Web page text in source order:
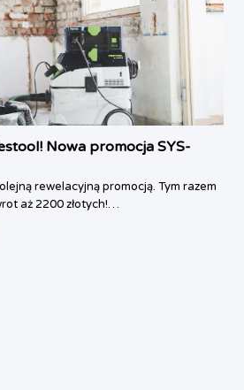
Nowa promocja SYS-
rewelacyjną promocją. Tym razem
aż 2200 złotych!…